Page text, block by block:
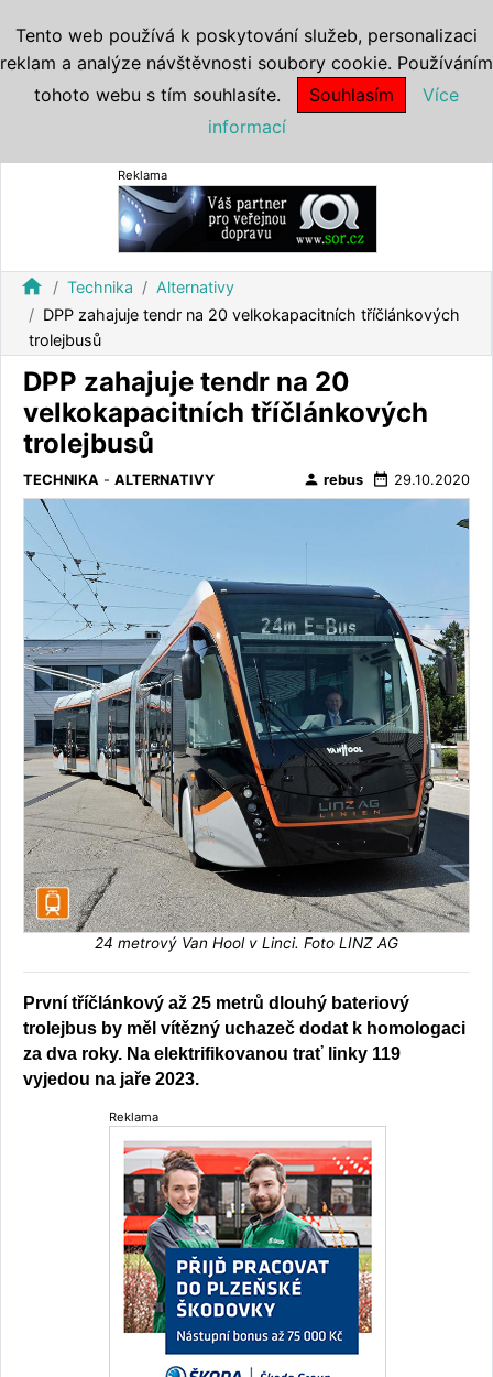
Reklama
home Technika
Alternativy
DPP zahajuje tendr na 20 velkokapacitních tříčlánkových
trolejbusů
DPP zahajuje tendr na 20
velkokapacitních tříčlánkových
trolejbusů
TECHNIKA - ALTERNATIVY person rebus date_range 29.10.2020
24 metrový Van Hool v Linci. Foto LINZ AG
První tříčlánkový až 25 metrů dlouhý bateriový
trolejbus by měl vítězný uchazeč dodat k homologaci
za dva roky. Na elektrifikovanou trať linky 119
vyjedou na jaře 2023.
Reklama
Tento web používá k poskytování služeb, personalizaci
reklam a analýze návštěvnosti soubory cookie. Používáním
tohoto webu s tím souhlasíte.
Souhlasím
Více
informací